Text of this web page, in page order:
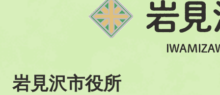
岩見沢市役所